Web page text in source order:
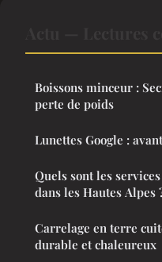
Boissons minceur :
perte de poids
Lunettes Google :
Quels sont les
dans les Hautes Alpes
Carrelage en terre
durable et chaleureux